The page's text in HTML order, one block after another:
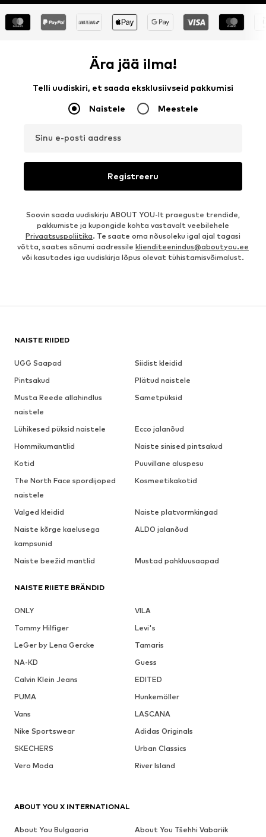
Ära jää ilma!
Telli uudiskiri, et saada eksklusiivseid pakkumisi
Naistele Meestele
Sinu e-posti aadress
Registreeru
Soovin saada uudiskirju ABOUT YOU-lt praeguste trendide,
pakkumiste ja kupongide kohta vastavalt veebilehele
Privaatsuspoliitika. Te saate oma nõusoleku igal ajal tagasi
võtta, saates sõnumi aadressile klienditeenindus@aboutyou.ee
või kasutades iga uudiskirja lõpus olevat tühistamisvõimalust.
NAISTE RIIDED
UGG Saapad
Siidist kleidid
Pintsakud
Plätud naistele
Musta Reede allahindlus
naistele
Sametpüksid
Lühikesed püksid naistele
Ecco jalanõud
Hommikumantlid
Naiste sinised pintsakud
Kotid
Puuvillane aluspesu
The North Face spordijoped
naistele
Kosmeetikakotid
Valged kleidid
Naiste platvormkingad
Naiste kõrge kaelusega
kampsunid
ALDO jalanõud
Naiste beežid mantlid Mustad pahkluusaapad
NAISTE RIIETE BRÄNDID
ONLY
VILA
Tommy Hilfiger
Levi's
LeGer by Lena Gercke
Tamaris
NA-KD
Guess
Calvin Klein Jeans
EDITED
PUMA
Hunkemöller
Vans
LASCANA
Nike Sportswear
Adidas Originals
SKECHERS
Urban Classics
Vero Moda
River Island
ABOUT YOU X INTERNATIONAL
About You Bulgaaria
About You Tšehhi Vabariik